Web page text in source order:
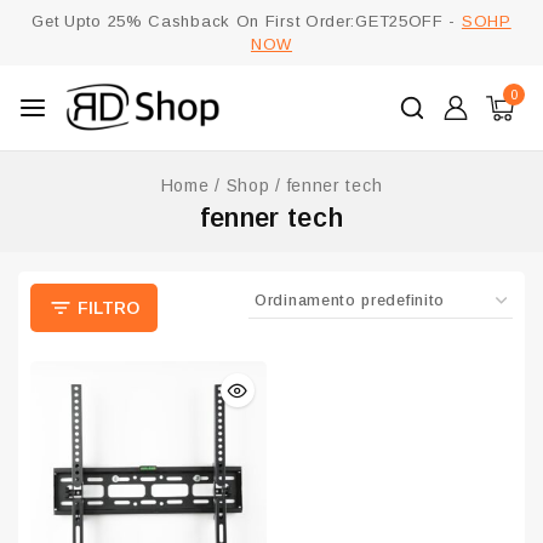
Get Upto 25% Cashback On First Order:GET25OFF - SOHP
NOW
0
Home / Shop / fenner tech
fenner tech
FILTRO